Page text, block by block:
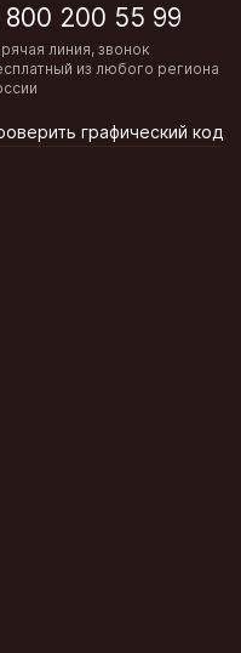
800 200 55 99
линия, звонок
из любого региона
графический код